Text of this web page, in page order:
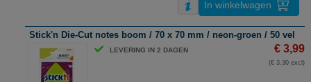
In winkelwagen
Stick'n Die-Cut notes boom / 70 x 70 mm / neon-groen / 50 vel
LEVERING IN 2 DAGEN € 3,99
(€ 3,30 excl)